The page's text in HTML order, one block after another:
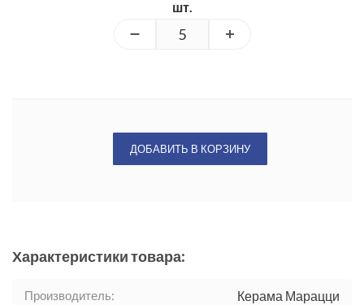
шт.
ДОБАВИТЬ В КОРЗИНУ
Характеристики товара:
Производитель: Керама Марацци